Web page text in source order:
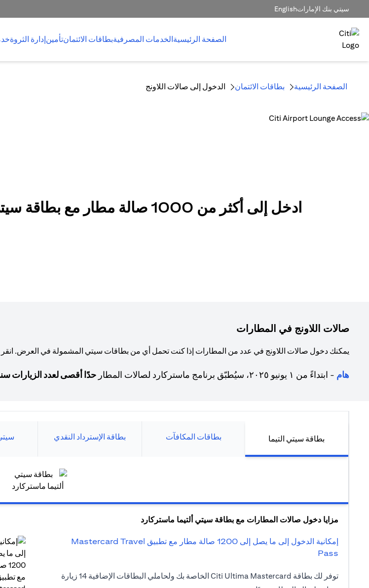
سيتي بنك الإماراتEnglish
الصفحة الرئيسيةالخدمات المصرفيةبطاقات الائتمانتأمينإدارة الثروة
الصفحة الرئيسية بطاقات الائتمان الدخول إلى صالات اللاونج
ادخل إلى أكثر من 1000 صالة مطار مع بطاقة سيتي بنك الإمارات الائتمانية*
صالات اللاونج في المطارات
يمكنك دخول صالات اللاونج في عدد من المطارات إذا كنت تحمل أي من بطاقات سيتي المشمولة في العرض.
هام - ابتداءً من ١ يونيو ٢٠٢٥، سيُطبّق برنامج ماستركارد لصالات المطار حدًا أقصى لعدد الزيارات
بطاقة سيتي التيما بطاقات المكافآت بطاقة الإسترداد النقدي
مزايا دخول صالات المطارات مع بطاقة سيتي ألتيما ماستركارد
إمكانية الدخول إلى ما يصل إلى 1200 صالة مطار مع تطبيق Mastercard Travel
Pass
توفر لك بطاقة Citi Ultima Mastercard الخاصة بك ولحاملي البطاقات الإضافية 14 زيارة